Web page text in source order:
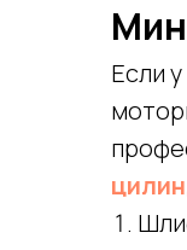
Если